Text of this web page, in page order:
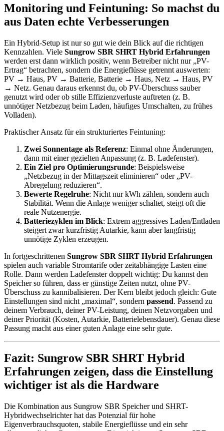
Monitoring und Feintuning: So machst du
aus Daten echte Verbesserungen
Ein Hybrid-Setup ist nur so gut wie dein Blick auf die richtigen
Kennzahlen. Viele Sungrow SBR SHRT Hybrid Erfahrungen
werden erst dann wirklich positiv, wenn Betreiber nicht nur „PV-
Ertrag“ betrachten, sondern die Energieflüsse getrennt auswerten:
PV → Haus, PV → Batterie, Batterie → Haus, Netz → Haus, PV
→ Netz. Genau daraus erkennst du, ob PV-Überschuss sauber
genutzt wird oder ob stille Effizienzverluste auftreten (z. B.
unnötiger Netzbezug beim Laden, häufiges Umschalten, zu frühes
Volladen).
Praktischer Ansatz für ein strukturiertes Feintuning:
Zwei Sonnentage als Referenz: Einmal ohne Änderungen,
dann mit einer gezielten Anpassung (z. B. Ladefenster).
Ein Ziel pro Optimierungsrunde: Beispielsweise
„Netzbezug in der Mittagszeit eliminieren“ oder „PV-
Abregelung reduzieren“.
Bewerte Regelruhe: Nicht nur kWh zählen, sondern auch
Stabilität. Wenn die Anlage weniger schaltet, steigt oft die
reale Nutzenergie.
Batteriezyklen im Blick: Extrem aggressives Laden/Entladen
steigert zwar kurzfristig Autarkie, kann aber langfristig
unnötige Zyklen erzeugen.
In fortgeschrittenen Sungrow SBR SHRT Hybrid Erfahrungen
spielen auch variable Stromtarife oder zeitabhängige Lasten eine
Rolle. Dann werden Ladefenster doppelt wichtig: Du kannst den
Speicher so führen, dass er günstige Zeiten nutzt, ohne PV-
Überschuss zu kannibalisieren. Der Kern bleibt jedoch gleich: Gute
Einstellungen sind nicht „maximal“, sondern passend. Passend zu
deinem Verbrauch, deiner PV-Leistung, deinen Netzvorgaben und
deiner Priorität (Kosten, Autarkie, Batterielebensdauer). Genau diese
Passung macht aus einer guten Anlage eine sehr gute.
Fazit: Sungrow SBR SHRT Hybrid
Erfahrungen zeigen, dass die Einstellung
wichtiger ist als die Hardware
Die Kombination aus Sungrow SBR Speicher und SHRT-
Hybridwechselrichter hat das Potenzial für hohe
Eigenverbrauchsquoten, stabile Energieflüsse und ein sehr